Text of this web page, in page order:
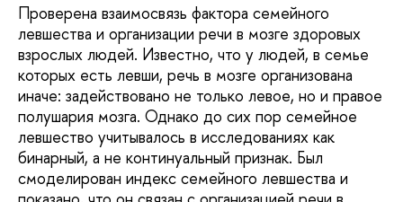
Проверена взаимосвязь фактора семейного
левшества и организации речи в мозге здоровых
взрослых людей. Известно, что у людей, в семье
которых есть левши, речь в мозге организована
иначе: задействовано не только левое, но и правое
полушария мозга. Однако до сих пор семейное
левшество учитывалось в исследованиях как
бинарный, а не континуальный признак. Был
смоделирован индекс семейного левшества и